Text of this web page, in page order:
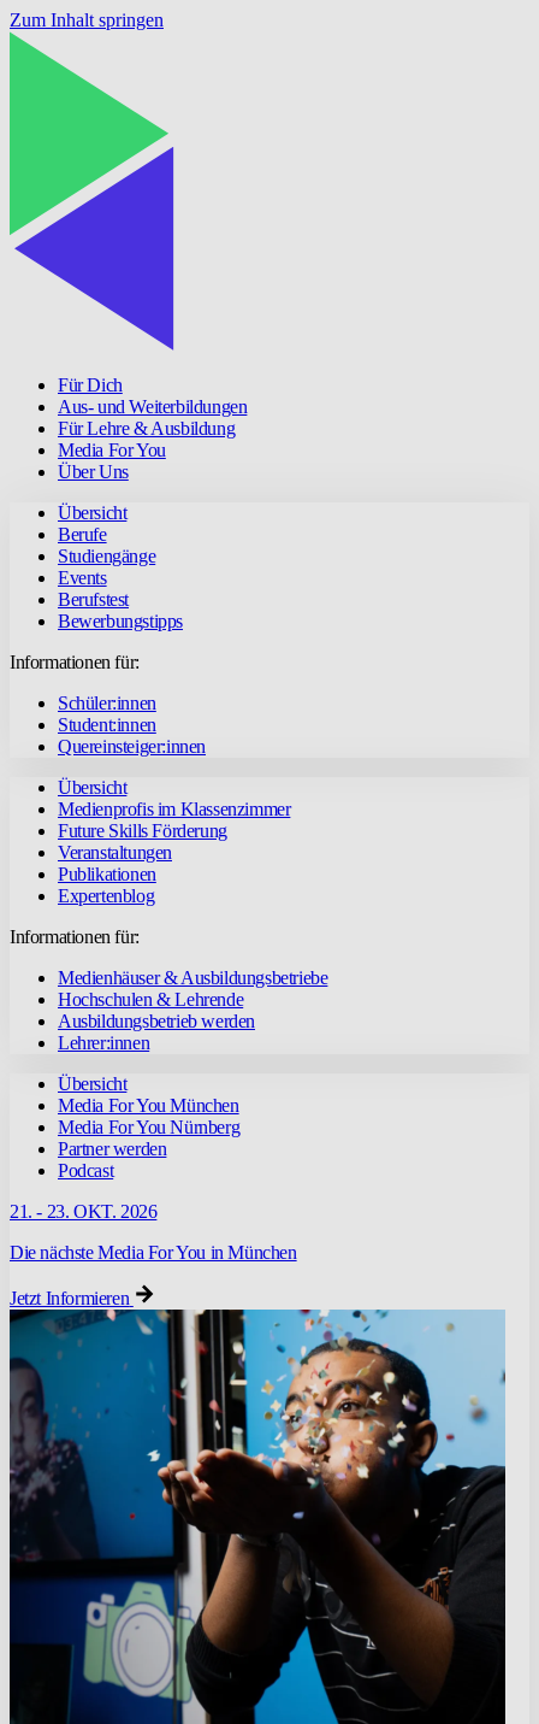
Zum Inhalt springen
Für Dich
Aus- und Weiterbildungen
Für Lehre & Ausbildung
Media For You
Über Uns
Übersicht
Berufe
Studiengänge
Events
Berufstest
Bewerbungstipps
Informationen für:
Schüler:innen
Student:innen
Quereinsteiger:innen
Übersicht
Medienprofis im Klassenzimmer
Future Skills Förderung
Veranstaltungen
Publikationen
Expertenblog
Informationen für:
Medienhäuser & Ausbildungsbetriebe
Hochschulen & Lehrende
Ausbildungsbetrieb werden
Lehrer:innen
Übersicht
Media For You München
Media For You Nürnberg
Partner werden
Podcast
21. - 23. OKT. 2026
Die nächste Media For You in München
Jetzt Informieren